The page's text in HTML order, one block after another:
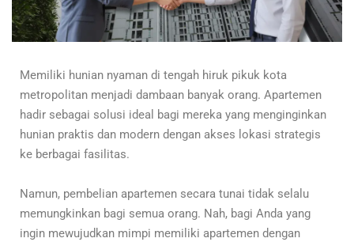
Memiliki hunian nyaman di tengah hiruk pikuk kota
metropolitan menjadi dambaan banyak orang. Apartemen
hadir sebagai solusi ideal bagi mereka yang menginginkan
hunian praktis dan modern dengan akses lokasi strategis
ke berbagai fasilitas.
Namun, pembelian apartemen secara tunai tidak selalu
memungkinkan bagi semua orang. Nah, bagi Anda yang
ingin mewujudkan mimpi memiliki apartemen dengan